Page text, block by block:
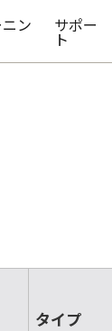
ン サポー
ト
タイプ